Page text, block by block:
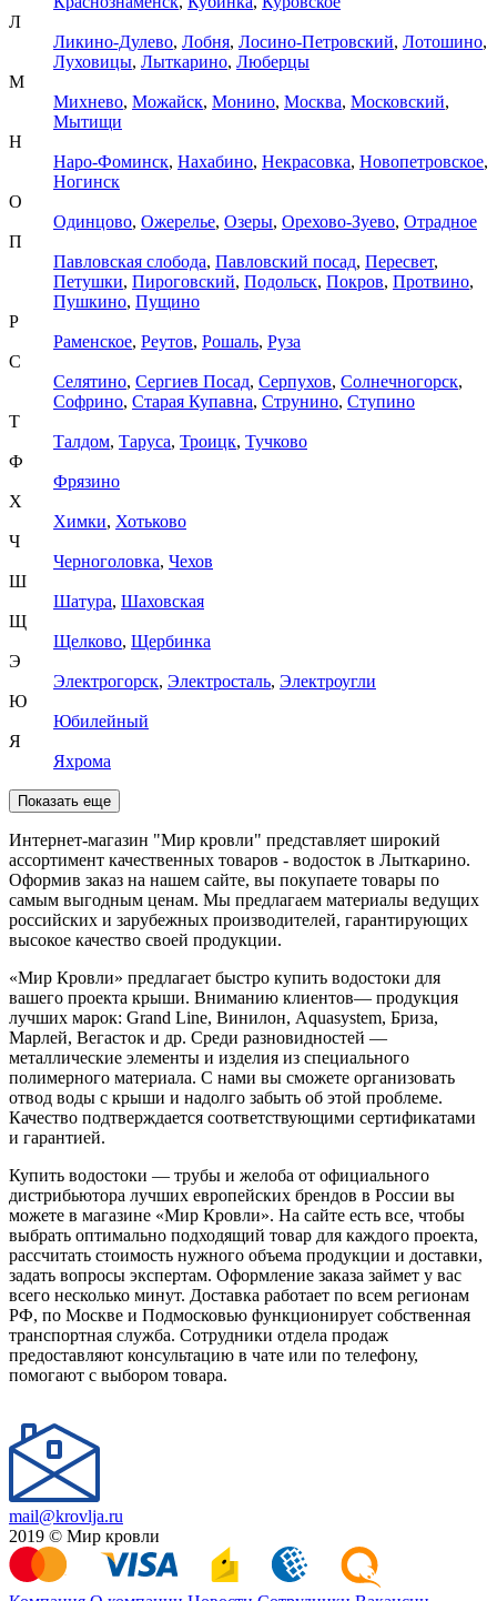
Л
Ликино-Дулево, Лобня, Лосино-Петровский, Лотошино,
Луховицы, Лыткарино, Люберцы
М
Михнево, Можайск, Монино, Москва, Московский,
Мытищи
Н
Наро-Фоминск, Нахабино, Некрасовка, Новопетровское,
Ногинск
О
Одинцово, Ожерелье, Озеры, Орехово-Зуево, Отрадное
П
Павловская слобода, Павловский посад, Пересвет,
Петушки, Пироговский, Подольск, Покров, Протвино,
Пушкино, Пущино
Р
Раменское, Реутов, Рошаль, Руза
С
Селятино, Сергиев Посад, Серпухов, Солнечногорск,
Софрино, Старая Купавна, Струнино, Ступино
Т
Талдом, Таруса, Троицк, Тучково
Ф
Фрязино
Х
Химки, Хотьково
Ч
Черноголовка, Чехов
Ш
Шатура, Шаховская
Щ
Щелково, Щербинка
Э
Электрогорск, Электросталь, Электроугли
Ю
Юбилейный
Я
Яхрома
Показать еще
Интернет-магазин "Мир кровли" представляет широкий
ассортимент качественных товаров - водосток в Лыткарино.
Оформив заказ на нашем сайте, вы покупаете товары по
самым выгодным ценам. Мы предлагаем материалы ведущих
российских и зарубежных производителей, гарантирующих
высокое качество своей продукции.
«Мир Кровли» предлагает быстро купить водостоки для
вашего проекта крыши. Вниманию клиентов— продукция
лучших марок: Grand Line, Винилон, Aquasystem, Бриза,
Марлей, Вегасток и др. Среди разновидностей —
металлические элементы и изделия из специального
полимерного материала. С нами вы сможете организовать
отвод воды с крыши и надолго забыть об этой проблеме.
Качество подтверждается соответствующими сертификатами
и гарантией.
Купить водостоки — трубы и желоба от официального
дистрибьютора лучших европейских брендов в России вы
можете в магазине «Мир Кровли». На сайте есть все, чтобы
выбрать оптимально подходящий товар для каждого проекта,
рассчитать стоимость нужного объема продукции и доставки,
задать вопросы экспертам. Оформление заказа займет у вас
всего несколько минут. Доставка работает по всем регионам
РФ, по Москве и Подмосковью функционирует собственная
транспортная служба. Сотрудники отдела продаж
предоставляют консультацию в чате или по телефону,
помогают с выбором товара.
mail@krovlja.ru
2019 © Мир кровли